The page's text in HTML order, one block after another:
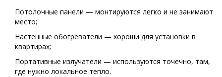
Потолочные панели — монтируются легко и не занимают
место;
Настенные обогреватели — хороши для установки в
квартирах;
Портативные излучатели — используются точечно, там,
где нужно локальное тепло.